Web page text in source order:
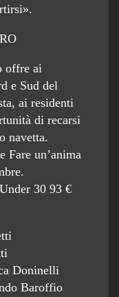
offre ai
e Sud del
ai residenti
di recarsi
navetta.
Fare un’anima
30 93 €
Doninelli
Baroffio